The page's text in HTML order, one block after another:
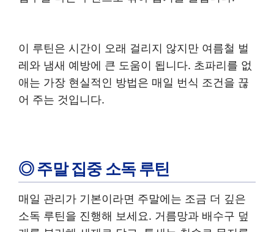
이 루틴은 시간이 오래 걸리지 않지만 여름철 벌
레와 냄새 예방에 큰 도움이 됩니다. 초파리를 없
애는 가장 현실적인 방법은 매일 번식 조건을 끊
어 주는 것입니다.
◎ 주말 집중 소독 루틴
매일 관리가 기본이라면 주말에는 조금 더 깊은
소독 루틴을 진행해 보세요. 거름망과 배수구 덮